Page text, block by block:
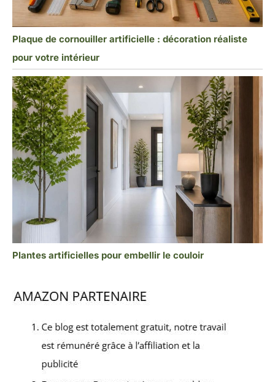
Plaque de cornouiller artificielle : décoration réaliste
pour votre intérieur
Plantes artificielles pour embellir le couloir